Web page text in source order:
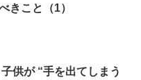
きこと（1）
子供が “手を出てしまう